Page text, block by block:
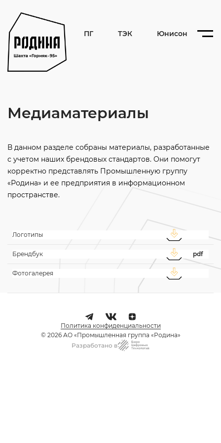
ПГ ТЭК Юнисон
Медиаматериалы
В данном разделе собраны материалы, разработанные
с учетом наших брендовых стандартов. Они помогут
корректно представлять Промышленную группу
«Родина» и ее предприятия в информационном
пространстве.
Логотипы
Брендбук pdf
Фотогалерея
© 2026 АО «Промышленная группа «Родина»
Политика конфиденциальности
Разработано в